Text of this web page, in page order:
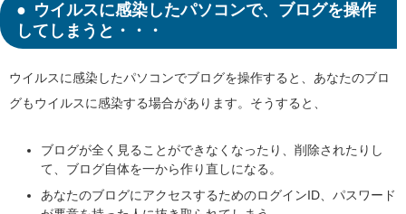
ウイルスに感染したパソコンで、ブログを操作
してしまうと・・・
ウイルスに感染したパソコンでブログを操作すると、あなたのブロ
グもウイルスに感染する場合があります。そうすると、
ブログが全く見ることができなくなったり、削除されたりし
て、ブログ自体を一から作り直しになる。
あなたのブログにアクセスするためのログインID、パスワード